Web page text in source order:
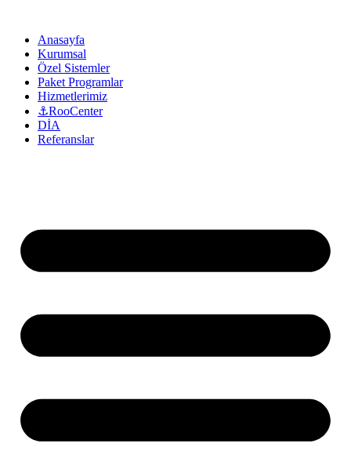
Anasayfa
Kurumsal
Özel Sistemler
Paket Programlar
Hizmetlerimiz
⚓RooCenter
DİA
Referanslar